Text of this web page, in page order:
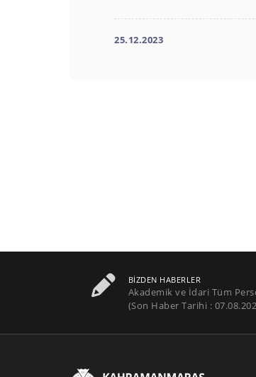
25.12.2023
BIZDEN HABERLER
Akademik ve İdari Tüm
(Son Haber Tarihi :